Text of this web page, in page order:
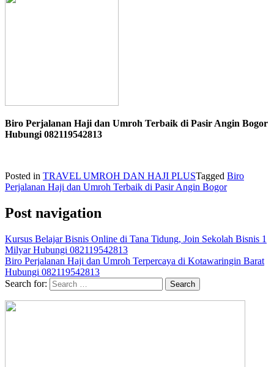
Biro Perjalanan Haji dan Umroh Terbaik di Pasir Angin Bogor
Hubungi 082119542813
Posted in TRAVEL UMROH DAN HAJI PLUSTagged Biro
Perjalanan Haji dan Umroh Terbaik di Pasir Angin Bogor
Post navigation
Kursus Belajar Bisnis Online di Tana Tidung, Join Sekolah Bisnis 1
Milyar Hubungi 082119542813
Biro Perjalanan Haji dan Umroh Terpercaya di Kotawaringin Barat
Hubungi 082119542813
Search for: